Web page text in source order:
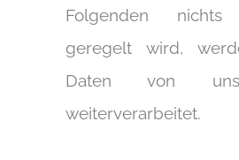
Folgenden nichts
geregelt wird,
Daten von
weiterverarbeitet.